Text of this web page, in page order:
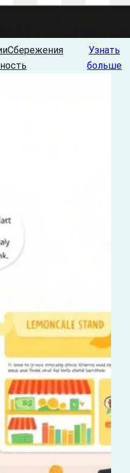
Сбережения
Узнать
больше